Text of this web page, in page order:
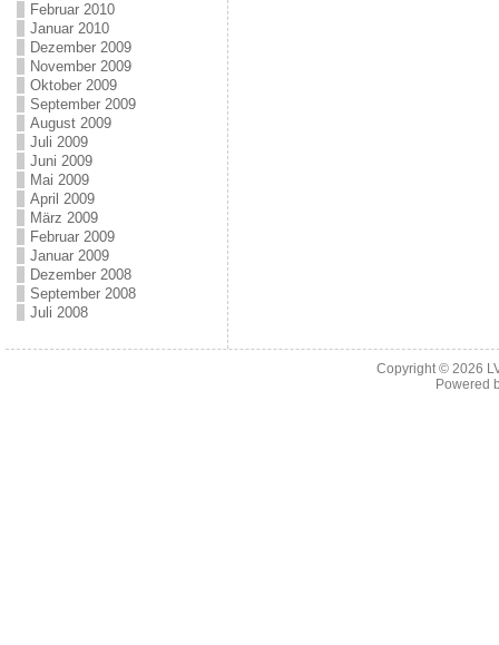
Februar 2010
Januar 2010
Dezember 2009
November 2009
Oktober 2009
September 2009
August 2009
Juli 2009
Juni 2009
Mai 2009
April 2009
März 2009
Februar 2009
Januar 2009
Dezember 2008
September 2008
Juli 2008
Copyright © 2026
Powered